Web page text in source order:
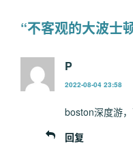
“不客观的大波士
P
2022-08-04 23:58
boston深度游，
回复